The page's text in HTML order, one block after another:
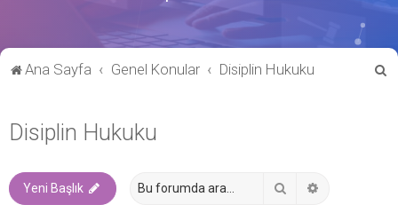
Ana Sayfa Genel Konular Disiplin Hukuku
Disiplin Hukuku
Yeni Başlık